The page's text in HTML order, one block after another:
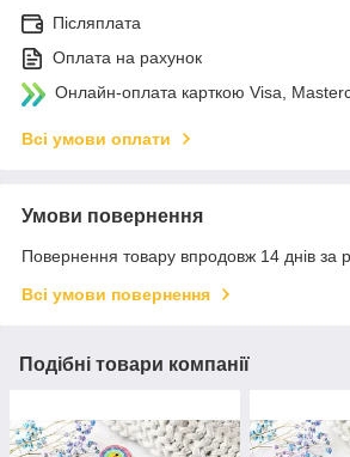
Післяплата
Оплата на рахунок
Онлайн-оплата карткою Visa,
Всі умови оплати
Умови повернення
Повернення товару впродовж 14 днів за
Всі умови повернення
Подібні товари компанії